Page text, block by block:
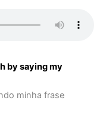
by saying my
minha frase